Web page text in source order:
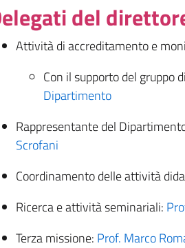
del
Attività di accreditamento e
Con il supporto del gruppo
Dipartimento
Rappresentante del
Scrofani
Coordinamento delle attività
Ricerca e attività seminariali:
Terza missione: Prof. Marco